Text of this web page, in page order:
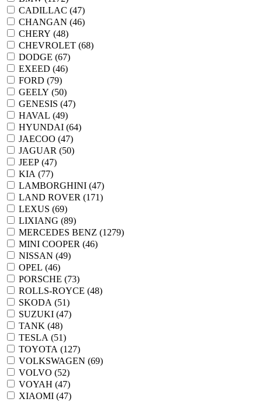
CADILLAC (47)
CHANGAN (46)
CHERY (48)
CHEVROLET (68)
DODGE (67)
EXEED (46)
FORD (79)
GEELY (50)
GENESIS (47)
HAVAL (49)
HYUNDAI (64)
JAECOO (47)
JAGUAR (50)
JEEP (47)
KIA (77)
LAMBORGHINI (47)
LAND ROVER (171)
LEXUS (69)
LIXIANG (89)
MERCEDES BENZ (1279)
MINI COOPER (46)
NISSAN (49)
OPEL (46)
PORSCHE (73)
ROLLS-ROYCE (48)
SKODA (51)
SUZUKI (47)
TANK (48)
TESLA (51)
TOYOTA (127)
VOLKSWAGEN (69)
VOLVO (52)
VOYAH (47)
XIAOMI (47)